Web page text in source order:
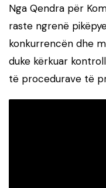
Nga Qendra për
raste ngrenë
konkurrencën dhe
duke kërkuar
të procedurave të